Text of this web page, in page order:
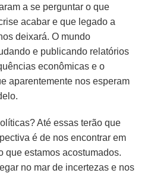
a se perguntar o que
acabar e que legado a
deixará. O mundo
e publicando relatórios
econômicas e o
aparentemente nos esperam
Até essas terão que
é de nos encontrar em
que estamos acostumados.
no mar de incertezas e nos